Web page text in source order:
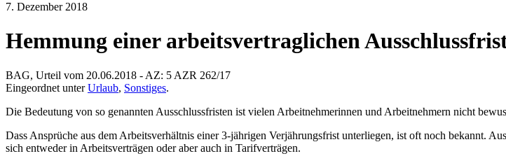
7. Dezember 2018
Hemmung einer arbeitsvertraglichen
BAG, Urteil vom 20.06.2018 - AZ: 5 AZR 262/17
Eingeordnet unterUrlaub, Sonstiges.
Die Bedeutung von so genannten Ausschlussfristen ist vielen Arbeitnehmerinnen und Arbeitnehmern nicht
Dass Ansprüche aus dem Arbeitsverhältnis einer 3-jährigen Verjährungsfrist unterliegen, ist oft noch bekannt.
sich entweder in Arbeitsverträgen oder aber auch in Tarifverträgen.